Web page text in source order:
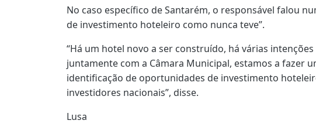
No caso específico de Santarém, o responsável falou
de investimento hoteleiro como nunca teve”.
“Há um hotel novo a ser construído, há várias
juntamente com a Câmara Municipal, estamos a fazer
identificação de oportunidades de investimento
investidores nacionais”, disse.
Lusa